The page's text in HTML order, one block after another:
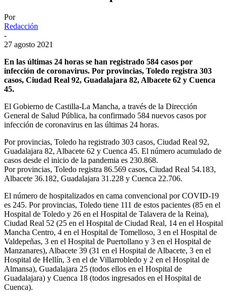
Por
Redacción
-
27 agosto 2021
En las últimas 24 horas se han registrado 584 casos por
infección de coronavirus. Por provincias, Toledo registra 303
casos, Ciudad Real 92, Guadalajara 82, Albacete 62 y Cuenca
45.
El Gobierno de Castilla-La Mancha, a través de la Dirección
General de Salud Pública, ha confirmado 584 nuevos casos por
infección de coronavirus en las últimas 24 horas.
Por provincias, Toledo ha registrado 303 casos, Ciudad Real 92,
Guadalajara 82, Albacete 62 y Cuenca 45. El número acumulado de
casos desde el inicio de la pandemia es 230.868.
Por provincias, Toledo registra 86.569 casos, Ciudad Real 54.183,
Albacete 36.182, Guadalajara 31.228 y Cuenca 22.706.
El número de hospitalizados en cama convencional por COVID-19
es 245. Por provincias, Toledo tiene 111 de estos pacientes (85 en el
Hospital de Toledo y 26 en el Hospital de Talavera de la Reina),
Ciudad Real 52 (25 en el Hospital de Ciudad Real, 14 en el Hospital
Mancha Centro, 4 en el Hospital de Tomelloso, 3 en el Hospital de
Valdepeñas, 3 en el Hospital de Puertollano y 3 en el Hospital de
Manzanares), Albacete 39 (31 en el Hospital de Albacete, 3 en el
Hospital de Hellín, 3 en el de Villarrobledo y 2 en el Hospital de
Almansa), Guadalajara 25 (todos ellos en el Hospital de
Guadalajara) y Cuenca 18 (todos ingresados en el Hospital de
Cuenca).